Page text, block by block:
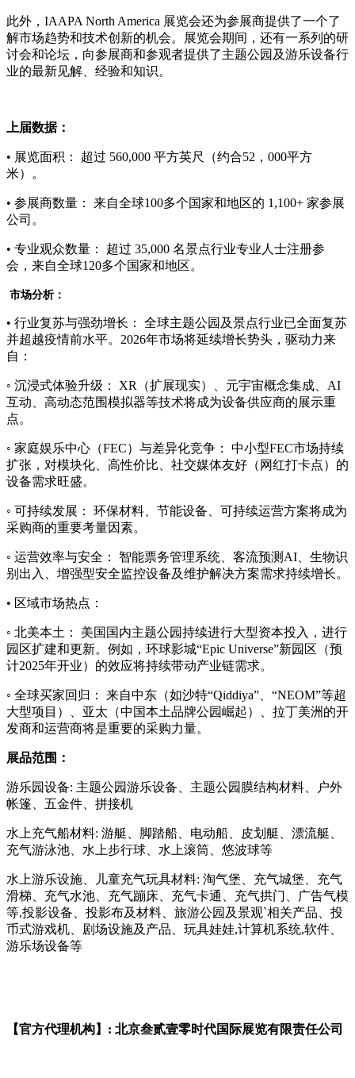
此外，IAAPA North America 展览会还为参展商提供了一个了
解市场趋势和技术创新的机会。展览会期间，还有一系列的研
讨会和论坛，向参展商和参观者提供了主题公园及游乐设备行
业的最新见解、经验和知识。
上届数据：
• 展览面积： 超过 560,000 平方英尺（约合52，000平方
米）。
• 参展商数量： 来自全球100多个国家和地区的 1,100+ 家参展
公司。
• 专业观众数量： 超过 35,000 名景点行业专业人士注册参
会，来自全球120多个国家和地区。
市场分析：
• 行业复苏与强劲增长： 全球主题公园及景点行业已全面复苏
并超越疫情前水平。2026年市场将延续增长势头，驱动力来
自：
◦ 沉浸式体验升级： XR（扩展现实）、元宇宙概念集成、AI
互动、高动态范围模拟器等技术将成为设备供应商的展示重
点。
◦ 家庭娱乐中心（FEC）与差异化竞争： 中小型FEC市场持续
扩张，对模块化、高性价比、社交媒体友好（网红打卡点）的
设备需求旺盛。
◦ 可持续发展： 环保材料、节能设备、可持续运营方案将成为
采购商的重要考量因素。
◦ 运营效率与安全： 智能票务管理系统、客流预测AI、生物识
别出入、增强型安全监控设备及维护解决方案需求持续增长。
• 区域市场热点：
◦ 北美本土： 美国国内主题公园持续进行大型资本投入，进行
园区扩建和更新。例如，环球影城“Epic Universe”新园区（预
计2025年开业）的效应将持续带动产业链需求。
◦ 全球买家回归： 来自中东（如沙特“Qiddiya”、“NEOM”等超
大型项目）、亚太（中国本土品牌公园崛起）、拉丁美洲的开
发商和运营商将是重要的采购力量。
展品范围：
游乐园设备: 主题公园游乐设备、主题公园膜结构材料、户外
帐篷、五金件、拼接机
水上充气船材料: 游艇、脚踏船、电动船、皮划艇、漂流艇、
充气游泳池、水上步行球、水上滚筒、悠波球等
水上游乐设施、儿童充气玩具材料: 淘气堡、充气城堡、充气
滑梯、充气水池、充气蹦床、充气卡通、充气拱门、广告气模
等,投影设备、投影布及材料、旅游公园及景观`相关产品、投
币式游戏机、剧场设施及产品、玩具娃娃,计算机系统,软件、
游乐场设备等
【官方代理机构】: 北京叁贰壹零时代国际展览有限责任公司